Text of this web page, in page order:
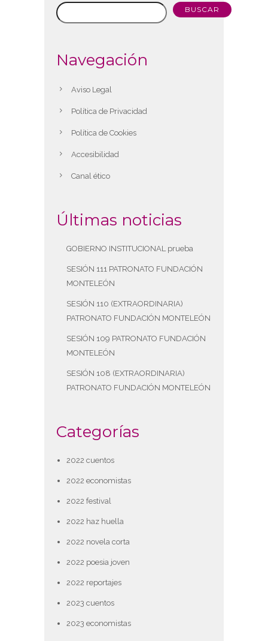
BUSCAR
Navegación
Aviso Legal
Política de Privacidad
Política de Cookies
Accesibilidad
Canal ético
Últimas noticias
GOBIERNO INSTITUCIONAL prueba
SESIÓN 111 PATRONATO FUNDACIÓN
MONTELEÓN
SESIÓN 110 (EXTRAORDINARIA)
PATRONATO FUNDACIÓN MONTELEÓN
SESIÓN 109 PATRONATO FUNDACIÓN
MONTELEÓN
SESIÓN 108 (EXTRAORDINARIA)
PATRONATO FUNDACIÓN MONTELEÓN
Categorías
2022 cuentos
2022 economistas
2022 festival
2022 haz huella
2022 novela corta
2022 poesia joven
2022 reportajes
2023 cuentos
2023 economistas